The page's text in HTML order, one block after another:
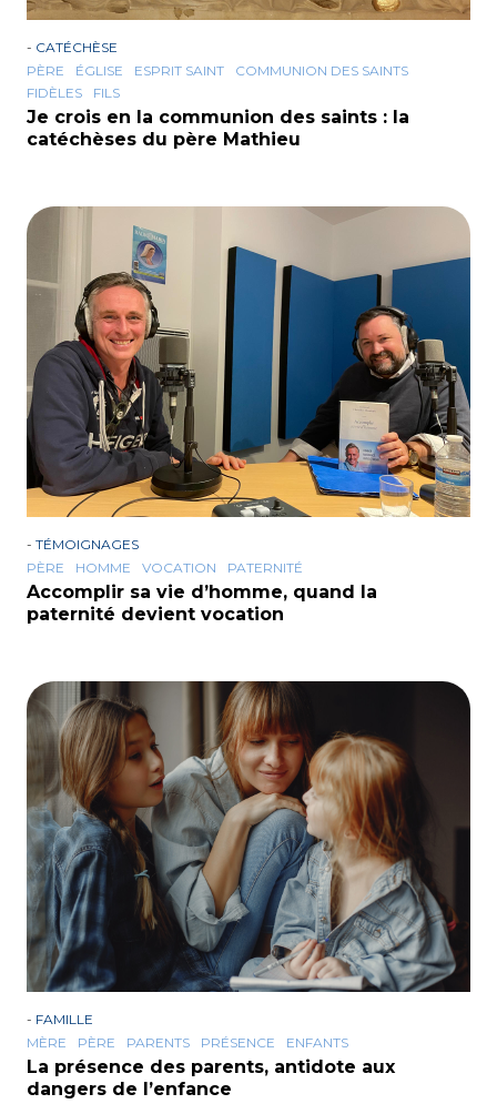
- CATÉCHÈSE
PÈRE
ÉGLISE ESPRIT SAINT
COMMUNION DES SAINTS
FIDÈLES
FILS
Je crois en la communion des saints : la
catéchèses du père Mathieu
- TÉMOIGNAGES
PÈRE
HOMME VOCATION PATERNITÉ
Accomplir sa vie d’homme, quand la
paternité devient vocation
- FAMILLE
MÈRE
PÈRE PARENTS PRÉSENCE ENFANTS
La présence des parents, antidote aux
dangers de l’enfance